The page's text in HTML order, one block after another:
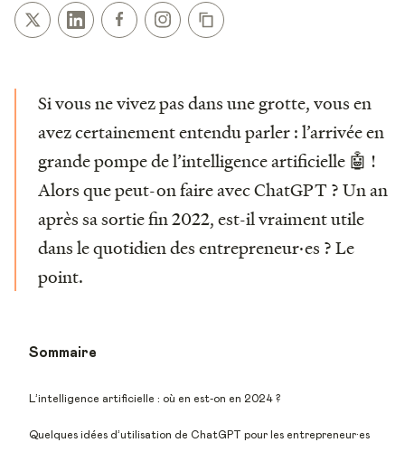
Si vous ne vivez pas dans une grotte, vous en
avez certainement entendu parler : l’arrivée en
grande pompe de l’intelligence artificielle 🤖 !
Alors que peut-on faire avec ChatGPT ? Un an
après sa sortie fin 2022, est-il vraiment utile
dans le quotidien des entrepreneur·es ? Le
point.
Sommaire
L’intelligence artificielle : où en est-on en 2024 ?
Quelques idées d’utilisation de ChatGPT pour les entrepreneur·es